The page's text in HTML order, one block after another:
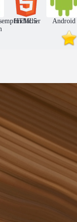
Xiangqi Chinese
Chess Duell
HTML5 Android